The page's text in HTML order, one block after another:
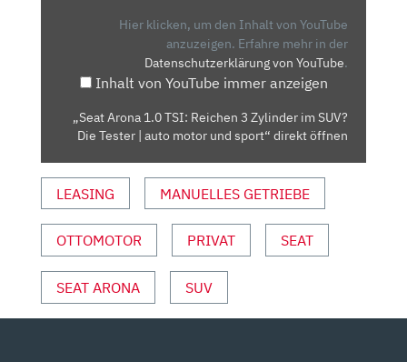
|
AUTO
UND
SPORT“
VON
YOUTUBE
Hier klicken, um den Inhalt von YouTube
anzuzeigen. Erfahre mehr in der
Datenschutzerklärung von YouTube.
Inhalt von YouTube immer anzeigen
„Seat Arona 1.0 TSI: Reichen 3 Zylinder im SUV?
Die Tester | auto motor und sport“ direkt öffnen
LEASING MANUELLES GETRIEBE
OTTOMOTOR PRIVAT SEAT
SEAT ARONA SUV